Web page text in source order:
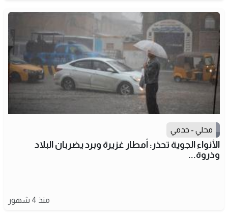
محلي - خدمي
الأنواء الجوية تحذر: أمطار غزيرة وبرد يضربان البلاد
وذروة...
منذ 4 شهور